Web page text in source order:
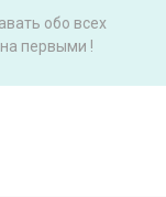
обо всех
первыми !